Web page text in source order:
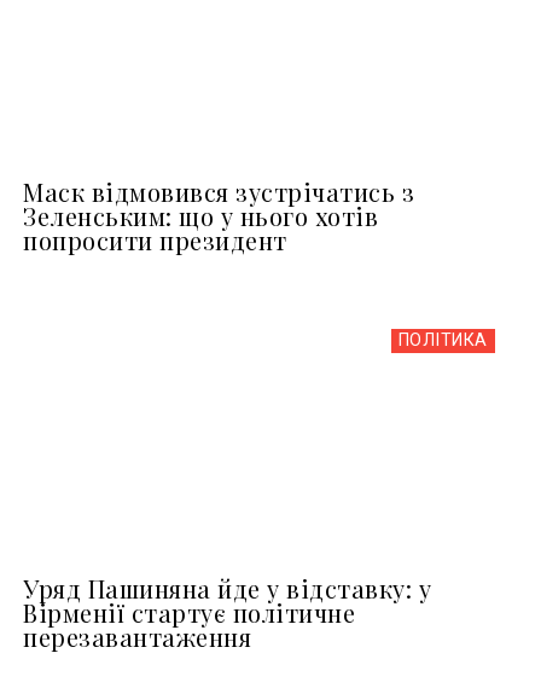
Маск відмовився зустрічатись з
Зеленським: що у нього хотів
попросити президент
ПОЛІТИКА
Уряд Пашиняна йде у відставку: у
Вірменії стартує політичне
перезавантаження